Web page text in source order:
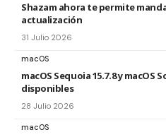
Shazam ahora te permite
actualización
31 Julio 2026
macOS
macOS Sequoia 15.7.8 y macOS
disponibles
28 Julio 2026
macOS